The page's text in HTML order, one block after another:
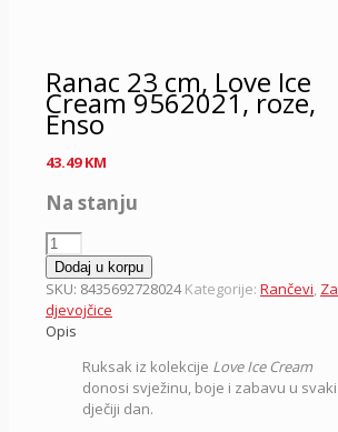
Ranac 23 cm, Love Ice
Cream 9562021, roze,
Enso
43.49KM
Na stanju
Ranac
23
cm,
Love
Ice
Cream
9562021,
Dodaj u korpu
SKU: 8435692728024 Kategorije: Rančevi, Za
djevojčice
Opis
Ruksak iz kolekcije Love Ice Cream
donosi svježinu, boje i zabavu u svaki
dječiji dan.